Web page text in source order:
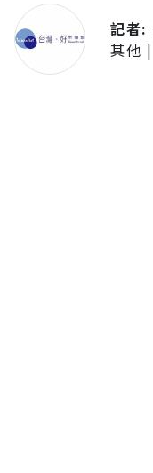
記者:
其他 |